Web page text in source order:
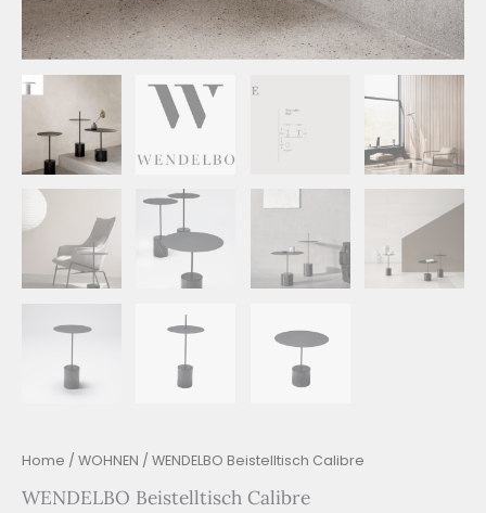
Home / WOHNEN / WENDELBO Beistelltisch Calibre
WENDELBO Beistelltisch Calibre